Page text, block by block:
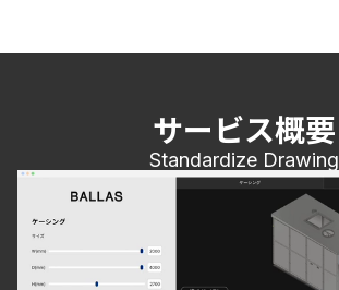
サービス概要
Standardize Drawing